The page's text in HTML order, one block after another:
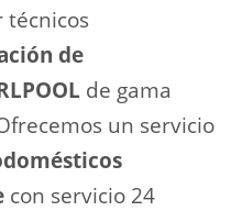
técnicos
de
de gama
un servicio
con servicio 24